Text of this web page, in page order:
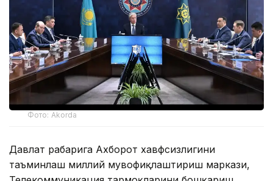
Фото: Akorda
Давлат раҳбарига Ахборот хавфсизлигини
таъминлаш миллий мувофиқлаштириш маркази,